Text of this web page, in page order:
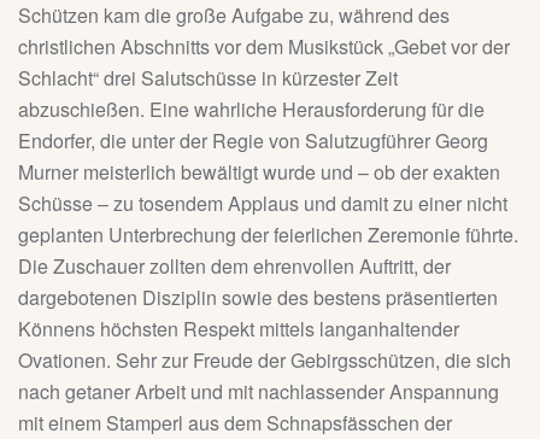
Schützen kam die große Aufgabe zu, während des
christlichen Abschnitts vor dem Musikstück „Gebet vor der
Schlacht“ drei Salutschüsse in kürzester Zeit
abzuschießen. Eine wahrliche Herausforderung für die
Endorfer, die unter der Regie von Salutzugführer Georg
Murner meisterlich bewältigt wurde und – ob der exakten
Schüsse – zu tosendem Applaus und damit zu einer nicht
geplanten Unterbrechung der feierlichen Zeremonie führte.
Die Zuschauer zollten dem ehrenvollen Auftritt, der
dargebotenen Disziplin sowie des bestens präsentierten
Könnens höchsten Respekt mittels langanhaltender
Ovationen. Sehr zur Freude der Gebirgsschützen, die sich
nach getaner Arbeit und mit nachlassender Anspannung
mit einem Stamperl aus dem Schnapsfässchen der